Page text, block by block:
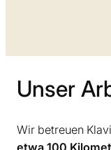
Unser
Wir betreuen